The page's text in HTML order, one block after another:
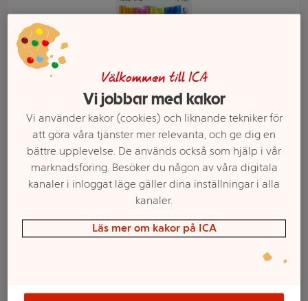
Välj butik och handla
Välkommen till ICA
Vi jobbar med kakor
Vi använder kakor (cookies) och liknande tekniker för
att göra våra tjänster mer relevanta, och ge dig en
bättre upplevelse. De används också som hjälp i vår
marknadsföring. Besöker du någon av våra digitala
kanaler i inloggat läge gäller dina inställningar i alla
kanaler.
Läs mer om kakor på ICA